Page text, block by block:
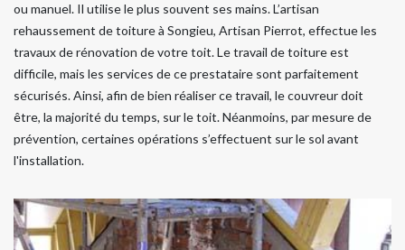
ou manuel. Il utilise le plus souvent ses mains. L’artisan
rehaussement de toiture à Songieu, Artisan Pierrot, effectue les
travaux de rénovation de votre toit. Le travail de toiture est
difficile, mais les services de ce prestataire sont parfaitement
sécurisés. Ainsi, afin de bien réaliser ce travail, le couvreur doit
être, la majorité du temps, sur le toit. Néanmoins, par mesure de
prévention, certaines opérations s’effectuent sur le sol avant
l'installation.